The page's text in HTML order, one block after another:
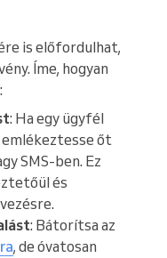
is előfordulhat,
Íme, hogyan
: Ha egy ügyfél
őt
SMS-ben. Ez
és
: Bátorítsa az
, de óvatosan